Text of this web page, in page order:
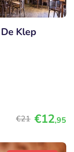
Klep
€21 €12,95